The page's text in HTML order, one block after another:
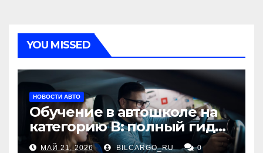
YOU MISSED
НОВОСТИ АВТО
Обучение в автошколе на
категорию В: полный гид
для будущих водителей
МАЙ 21, 2026 BILCARGO_RU 0